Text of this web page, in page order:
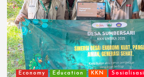
Economy Education KKN Sosialisasi